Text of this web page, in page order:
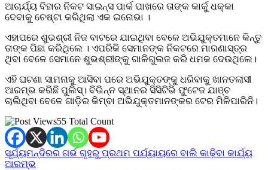
ଆଚାର୍ଯ୍ୟ ବିହାର ନିକଟ ସାଇନ୍ସ ପାର୍କ ପାଖରେ ତାଙ୍କ କାର୍କୁ ଧକ୍କା
ଦେବାକୁ ଚେଷ୍ଟା କରିଥିଲା ଏକ ଇନୋଭା ।
ଏହାପରେ ଶୁଭଶ୍ରୀ ନିଜ ବାଟରେ ଯାଇଥିବା ବେଳେ ଅଭିଯୁକ୍ତମାନେ କିନ୍ତୁ
ତାଙ୍କ ପିଛା କରିଥିଲେ । ଏପରିକି ସେମାନଙ୍କ ନିକଟରେ ମାରଣାସ୍ତ୍ର
ଥିବା ବେଳେ ସେମାନେ ଶୁଭଶ୍ରୀଙ୍କୁ ଗାଳିଗୁଲଜ କରି ଧମକ ଦେଉଥିଲେ।
ଏହି ଘଟଣା ସାମନାକୁ ଆସିବା ପରେ ଅଭିଯୁକ୍ତଙ୍କୁ ଧରିବାକୁ ଖାନତଲାସୀ
ଆରମ୍ଭ କରିଛି ପୁଲିସ୍। ବିଭିନ୍ନ ସ୍ଥାନର ସିସିଟିଭି ଫୁଟେଜ ଯାଞ୍ଚ
ଚାଲିଥିବା ବେଳେ ଗାଡ଼ିର କିମ୍ବା ଅଭିଯୁକ୍ତମାନଙ୍କର ଟେର ମିଳିପାରିନି।
55 Total Count
Post
ସୂର୍ଯ୍ୟମନ୍ଦିରର ଗର୍ଭ ଗୃହରୁ ପ୍ରଥମ ପର୍ଯ୍ୟାୟରେ ବାଲି କାଢ଼ିବା କାର୍ଯ୍ୟ
ଆରମ୍ଭ